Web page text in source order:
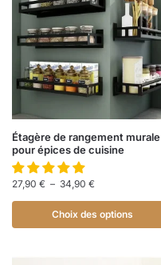
Étagère de rangement murale
pour épices de cuisine
27,90 € – 34,90 €
Choix des options